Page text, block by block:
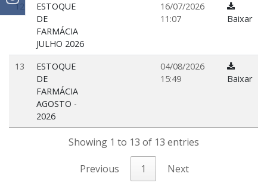
12
ESTOQUE
DE
FARMÁCIA
JULHO 2026
16/07/2026
11:07
Baixar
13
ESTOQUE
DE
FARMÁCIA
AGOSTO -
2026
04/08/2026
15:49
Baixar
Showing 1 to 13 of 13 entries
Previous 1 Next